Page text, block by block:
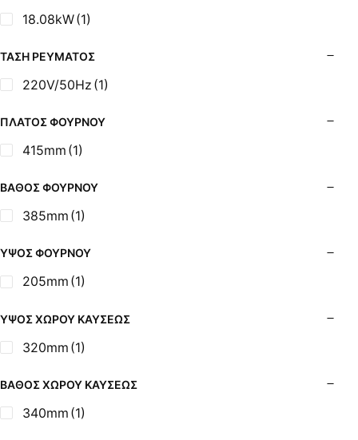
Ψησταριές
18.08kW(1)
ΤΆΣΗ ΡΕΎΜΑΤΟΣ
220V/50Hz (1)
ΠΛΆΤΟΣ ΦΟΎΡΝΟΥ
415mm (1)
ΒΆΘΟΣ ΦΟΎΡΝΟΥ
385mm (1)
ΎΨΟΣ ΦΟΎΡΝΟΥ
205mm (1)
ΎΨΟΣ ΧΏΡΟΥ ΚΑΎΣΕΩΣ
320mm (1)
ΒΆΘΟΣ ΧΏΡΟΥ ΚΑΎΣΕΩΣ
340mm (1)